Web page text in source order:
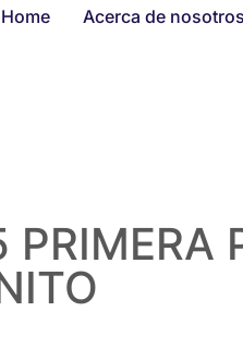
Home Acerca de nosotros